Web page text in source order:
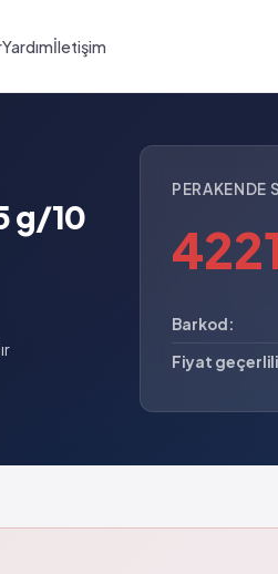
Yardımİletişim
g/10
PERAKENDE
Barkod:
Fiyat